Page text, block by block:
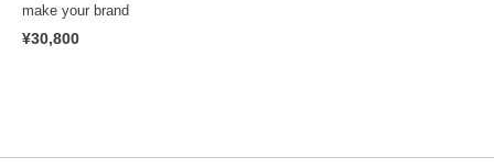
make your brand
¥30,800